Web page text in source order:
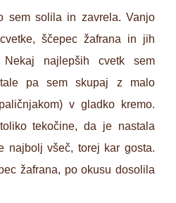
sem solila in zavrela. Vanjo
ščepec žafrana in jih
najlepših cvetk sem
pa sem skupaj z malo
v gladko kremo.
tekočine, da je nastala
najbolj všeč, torej kar gosta.
žafrana, po okusu dosolila